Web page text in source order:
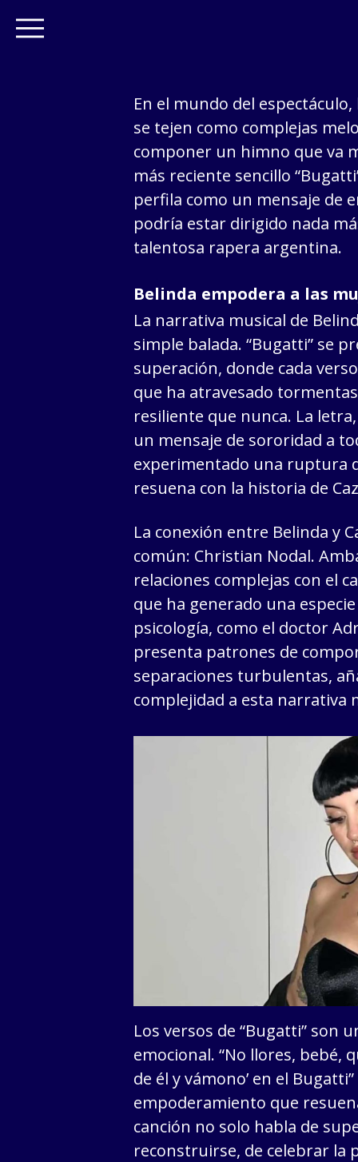
En el mundo del
se tejen como complejas
componer un himno que va
más reciente sencillo
perfila como un mensaje de
podría estar dirigido nada
talentosa rapera argentina.
Belinda empodera a las
La narrativa musical de
simple balada. “Bugatti” se
superación, donde cada
que ha atravesado
resiliente que nunca. La
un mensaje de sororidad a
experimentado una ruptura
resuena con la historia de
La conexión entre Belinda y
común: Christian Nodal.
relaciones complejas con el
que ha generado una
psicología, como el doctor
presenta patrones de
separaciones turbulentas,
complejidad a esta narrativa
Los versos de “Bugatti” son
emocional. “No llores, bebé,
de él y vámono’ en el
empoderamiento que
canción no solo habla de
reconstruirse, de celebrar la